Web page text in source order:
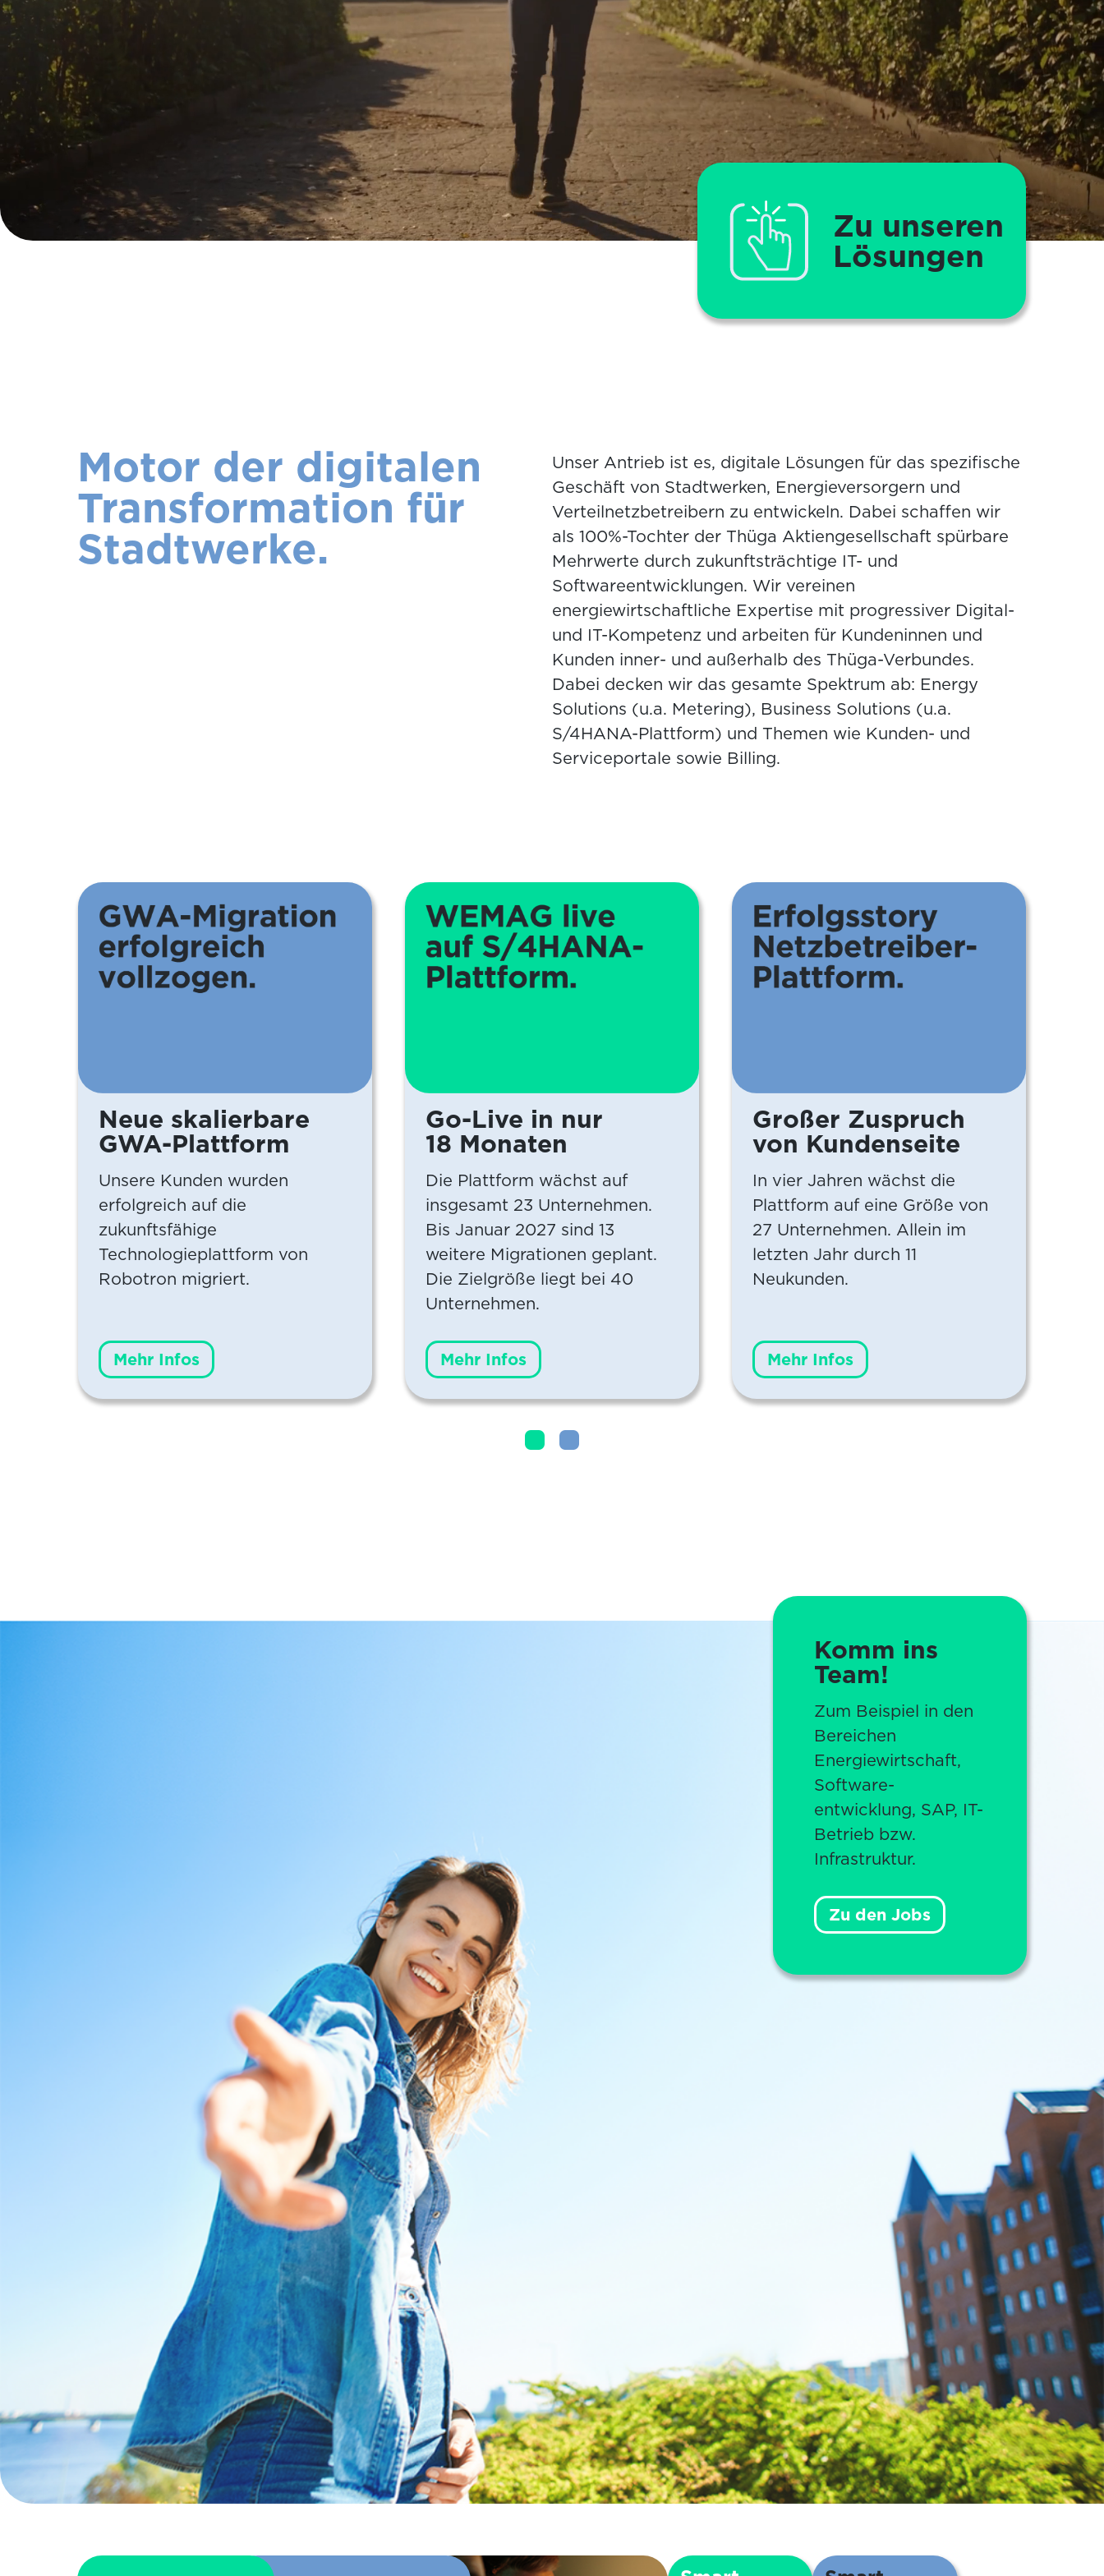
Zu unseren
Lösungen
Motor der digitalen
Transformation für
Stadtwerke.
Unser Antrieb ist es, digitale Lösungen für das spezifische
Geschäft von Stadtwerken, Energieversorgern und
Verteilnetzbetreibern zu entwickeln. Dabei schaffen wir
als 100%-Tochter der Thüga Aktiengesellschaft spürbare
Mehrwerte durch zukunftsträchtige IT- und
Softwareentwicklungen. Wir vereinen
energiewirtschaftliche Expertise mit progressiver Digital-
und IT-Kompetenz und arbeiten für Kundeninnen und
Kunden inner- und außerhalb des Thüga-Verbundes.
Dabei decken wir das gesamte Spektrum ab: Energy
Solutions (u.a. Metering), Business Solutions (u.a.
S/4HANA-Plattform) und Themen wie Kunden- und
Serviceportale sowie Billing.
Neue skalierbare
GWA-Plattform
Unsere Kunden wurden
erfolgreich auf die
zukunftsfähige
Technologieplattform von
Robotron migriert.
Mehr Infos
Go-Live in nur
18 Monaten
Die Plattform wächst auf
insgesamt 23 Unternehmen.
Bis Januar 2027 sind 13
weitere Migrationen geplant.
Die Zielgröße liegt bei 40
Unternehmen.
Mehr Infos
Großer Zuspruch
von Kundenseite
In vier Jahren wächst die
Plattform auf eine Größe von
27 Unternehmen. Allein im
letzten Jahr durch 11
Neukunden.
Mehr Infos
Komm ins
Team!
Zum Beispiel in den
Bereichen
Energiewirtschaft,
Software-
entwicklung, SAP, IT-
Betrieb bzw.
Infrastruktur.
Zu den Jobs